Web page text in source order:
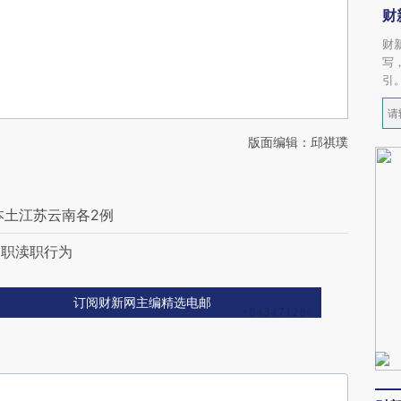
版面编辑：邱祺璞
江苏云南各2例
渎职行为
订阅财新网主编精选电邮
财
财
写
引